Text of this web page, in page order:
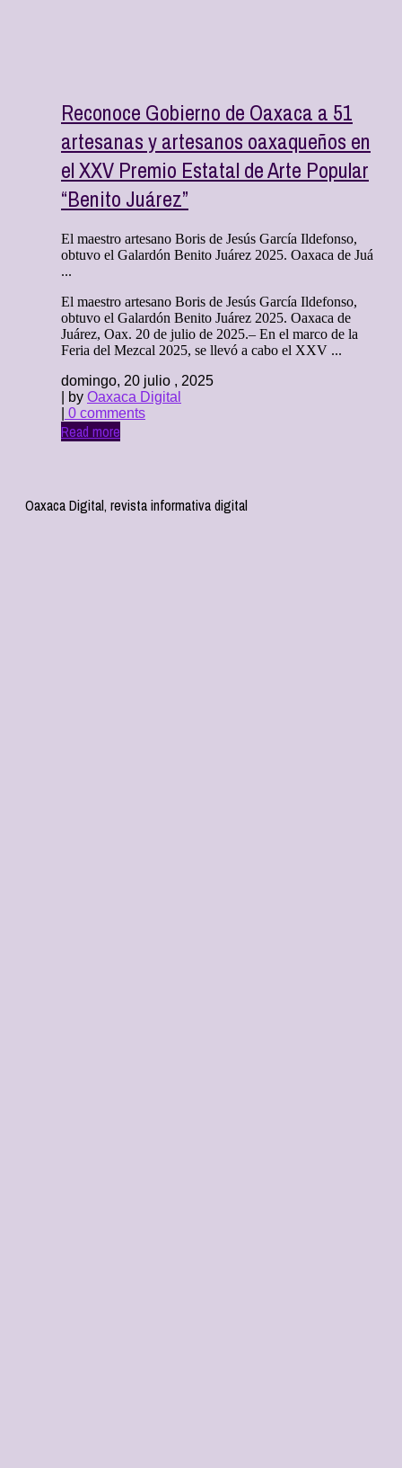
Reconoce Gobierno de Oaxaca a 51
artesanas y artesanos oaxaqueños en
el XXV Premio Estatal de Arte Popular
“Benito Juárez”
El maestro artesano Boris de Jesús García Ildefonso,
obtuvo el Galardón Benito Juárez 2025. Oaxaca de Juá
...
El maestro artesano Boris de Jesús García Ildefonso,
obtuvo el Galardón Benito Juárez 2025. Oaxaca de
Juárez, Oax. 20 de julio de 2025.– En el marco de la
Feria del Mezcal 2025, se llevó a cabo el XXV ...
domingo, 20 julio , 2025
| by Oaxaca Digital
0 comments
Read more
Oaxaca Digital, revista informativa digital